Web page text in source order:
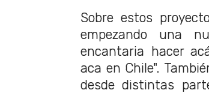
Sobre estos
empezando una
encantaria hacer
aca en Chile".
desde distintas